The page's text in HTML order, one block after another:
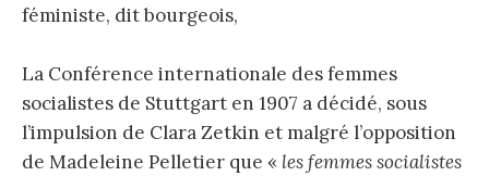
féministe, dit bourgeois,
La Conférence internationale des femmes
socialistes de Stuttgart en 1907 a décidé, sous
l’impulsion de Clara Zetkin et malgré l’opposition
de Madeleine Pelletier que « les femmes socialistes